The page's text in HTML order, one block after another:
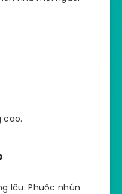
cao.
lâu. Phuộc nhún